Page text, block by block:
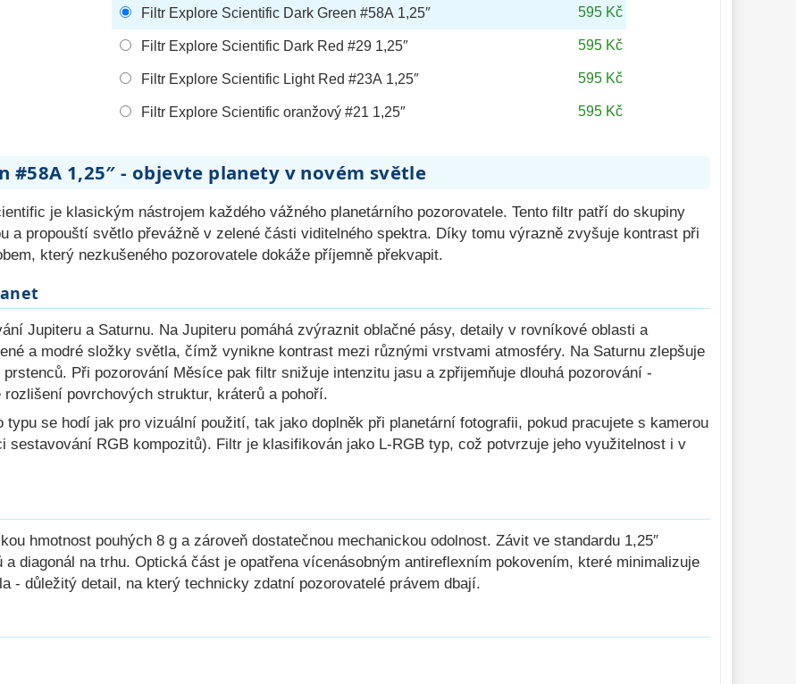
Filtr Explore Scientific Dark Green #58A 1,25″ 595 Kč
Filtr Explore Scientific Dark Red #29 1,25″ 595 Kč
Filtr Explore Scientific Light Red #23A 1,25″ 595 Kč
Filtr Explore Scientific oranžový #21 1,25″ 595 Kč
#58A 1,25″ - objevte planety v novém světle
je klasickým nástrojem každého vážného planetárního pozorovatele. Tento filtr patří do skupiny
a propouští světlo převážně v zelené části viditelného spektra. Díky tomu výrazně zvyšuje kontrast při
který nezkušeného pozorovatele dokáže příjemně překvapit.
Jupiteru a Saturnu. Na Jupiteru pomáhá zvýraznit oblačné pásy, detaily v rovníkové oblasti a
a modré složky světla, čímž vynikne kontrast mezi různými vrstvami atmosféry. Na Saturnu zlepšuje
Při pozorování Měsíce pak filtr snižuje intenzitu jasu a zpřijemňuje dlouhá pozorování -
povrchových struktur, kráterů a pohoří.
typu se hodí jak pro vizuální použití, tak jako doplněk při planetární fotografii, pokud pracujete s kamerou
RGB kompozitů). Filtr je klasifikován jako L-RGB typ, což potvrzuje jeho využitelnost i v
hmotnost pouhých 8 g a zároveň dostatečnou mechanickou odolnost. Závit ve standardu 1,25″
diagonál na trhu. Optická část je opatřena vícenásobným antireflexním pokovením, které minimalizuje
- důležitý detail, na který technicky zdatní pozorovatelé právem dbají.